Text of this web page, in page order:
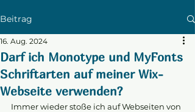
Beitrag
Darf ich Monotype und MyFonts
Schriftarten auf meiner Wix-
Webseite verwenden?
16. Aug. 2024
Immer wieder stoße ich auf Webseiten von